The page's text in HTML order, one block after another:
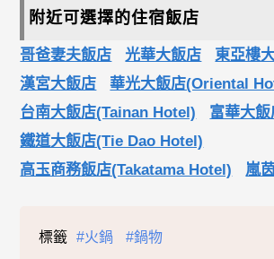
附近可選擇的住宿飯店
哥爸妻夫飯店 光華大飯店
東亞樓
漢宮大飯店
華光大飯店(Oriental
台南大飯店(Tainan Hotel)
富華大飯
鐵道大飯店(Tie Dao Hotel)
高玉商務飯店(Takatama Hotel)
嵐
標籤 #火鍋 #鍋物